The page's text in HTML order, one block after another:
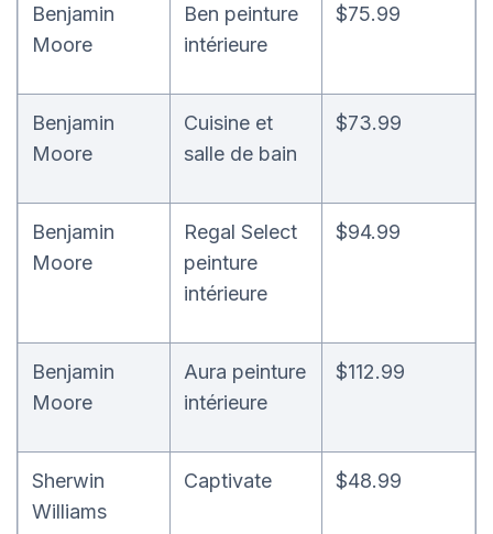
Benjamin
Moore
Ben peinture
intérieure
$75.99
Benjamin
Moore
Cuisine et
salle de bain
$73.99
Benjamin
Moore
Regal Select
peinture
intérieure
$94.99
Benjamin
Moore
Aura peinture
intérieure
$112.99
Sherwin
Williams
Captivate $48.99